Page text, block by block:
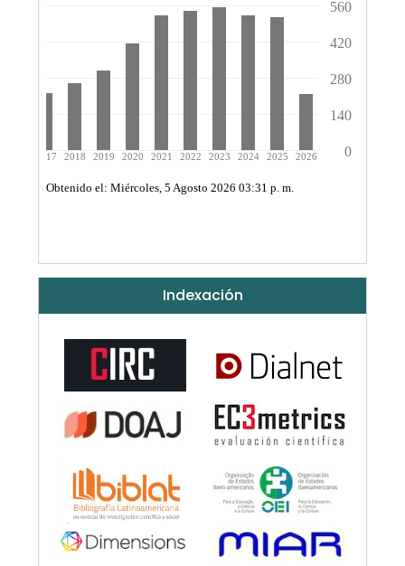
Indexación